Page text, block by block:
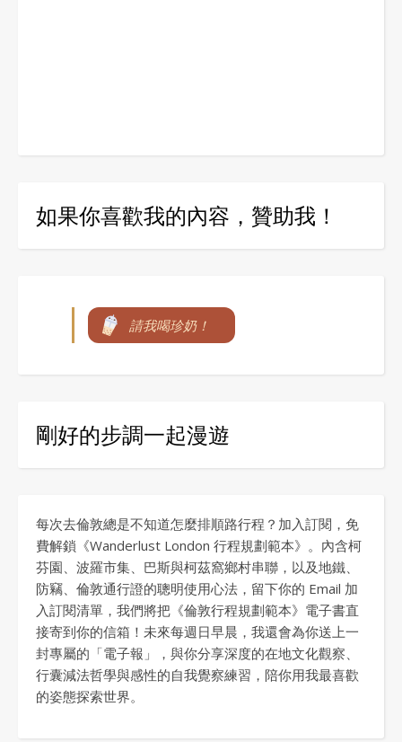
如果你喜歡我的內容，贊助我！
請我喝珍奶！
剛好的步調一起漫遊
每次去倫敦總是不知道怎麼排順路行程？加入訂閱，免
費解鎖《Wanderlust London 行程規劃範本》。內含柯
芬園、波羅市集、巴斯與柯茲窩鄉村串聯，以及地鐵、
防竊、倫敦通行證的聰明使用心法，留下你的 Email 加
入訂閱清單，我們將把《倫敦行程規劃範本》電子書直
接寄到你的信箱！未來每週日早晨，我還會為你送上一
封專屬的「電子報」，與你分享深度的在地文化觀察、
行囊減法哲學與感性的自我覺察練習，陪你用我最喜歡
的姿態探索世界。